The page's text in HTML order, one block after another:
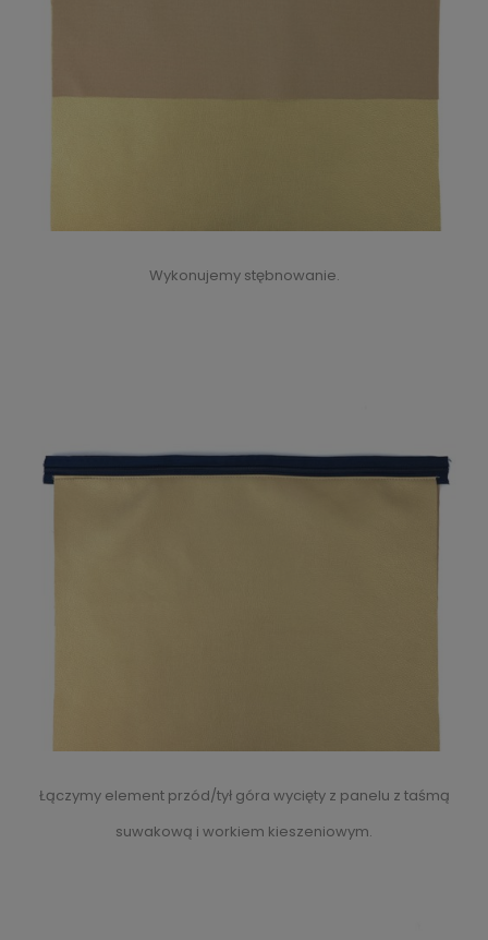
Wykonujemy stębnowanie.
Łączymy element przód/tył góra wycięty z panelu z taśmą
suwakową i workiem kieszeniowym.